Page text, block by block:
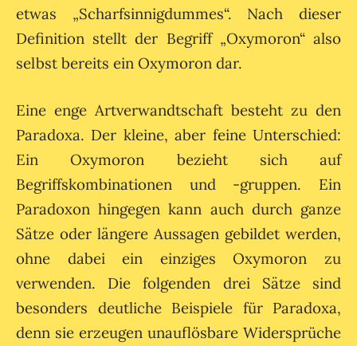
etwas „Scharfsinnigdummes“. Nach dieser
Definition stellt der Begriff „Oxymoron“ also
selbst bereits ein Oxymoron dar.
Eine enge Artverwandtschaft besteht zu den
Paradoxa. Der kleine, aber feine Unterschied:
Ein Oxymoron bezieht sich auf
Begriffskombinationen und -gruppen. Ein
Paradoxon hingegen kann auch durch ganze
Sätze oder längere Aussagen gebildet werden,
ohne dabei ein einziges Oxymoron zu
verwenden. Die folgenden drei Sätze sind
besonders deutliche Beispiele für Paradoxa,
denn sie erzeugen unauflösbare Widersprüche